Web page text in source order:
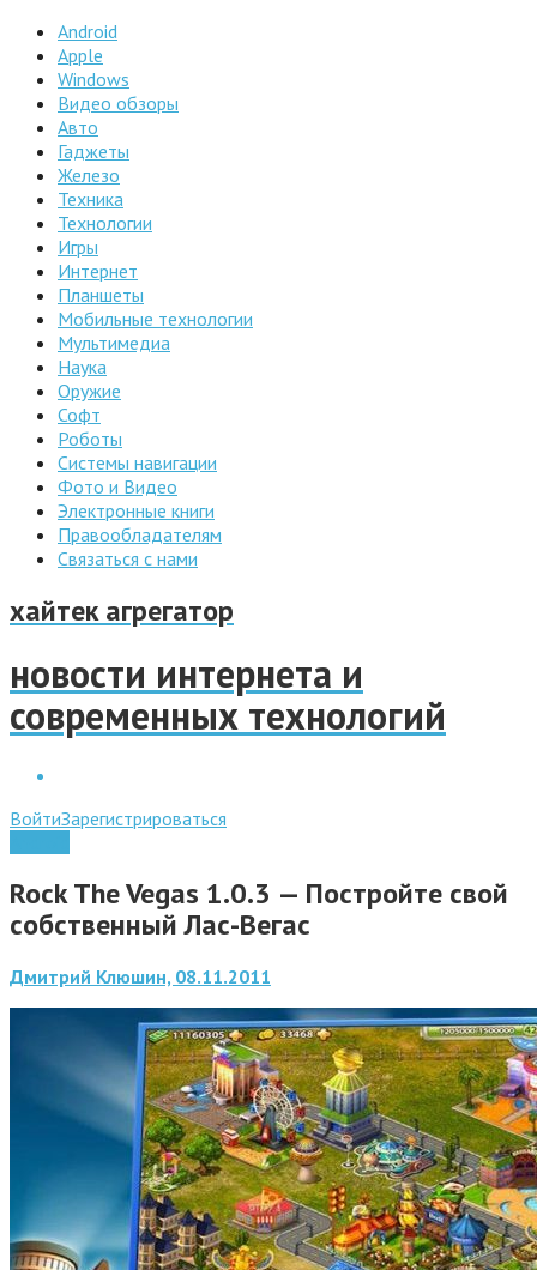
Android
Apple
Windows
Видео обзоры
Авто
Гаджеты
Железо
Техника
Технологии
Игры
Интернет
Планшеты
Мобильные технологии
Мультимедиа
Наука
Оружие
Софт
Роботы
Системы навигации
Фото и Видео
Электронные книги
Правообладателям
Связаться с нами
хайтек агрегатор
новости интернета и
современных технологий
ВойтиЗарегистрироваться
Rock The Vegas 1.0.3 — Постройте свой
собственный Лас-Вегас
Дмитрий Клюшин, 08.11.2011